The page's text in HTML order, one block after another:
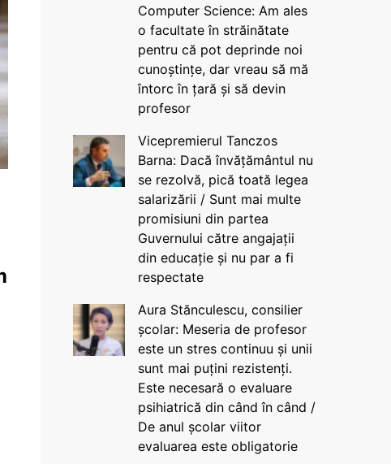
Computer Science: Am ales
o facultate în străinătate
pentru că pot deprinde noi
cunoștințe, dar vreau să mă
întorc în țară și să devin
profesor
Vicepremierul Tanczos
Barna: Dacă învățământul nu
se rezolvă, pică toată legea
salarizării / Sunt mai multe
promisiuni din partea
Guvernului către angajații
din educație și nu par a fi
respectate
Aura Stănculescu, consilier
școlar: Meseria de profesor
este un stres continuu și unii
sunt mai puțini rezistenți.
Este necesară o evaluare
psihiatrică din când în când /
De anul școlar viitor
evaluarea este obligatorie